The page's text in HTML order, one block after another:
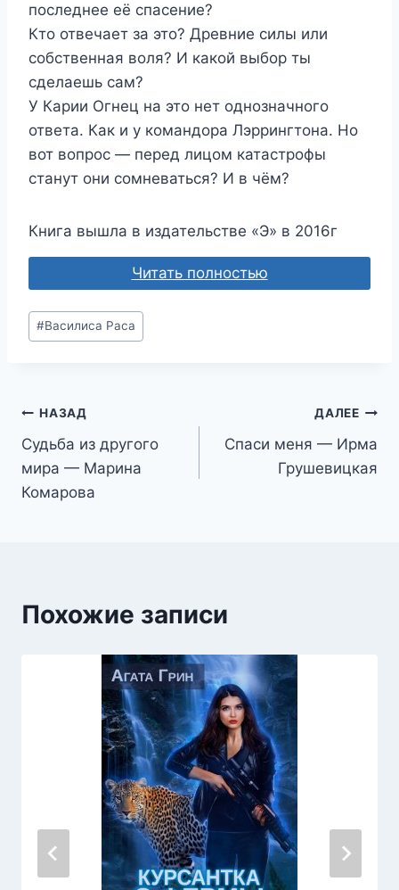
последнее её спасение?
Кто отвечает за это? Древние силы или
собственная воля? И какой выбор ты
сделаешь сам?
У Карии Огнец на это нет однозначного
ответа. Как и у командора Лэррингтона. Но
вот вопрос — перед лицом катастрофы
станут они сомневаться? И в чём?
Книга вышла в издательстве «Э» в 2016г
Читать полностью
Метки
записи:
#Василиса Раса
Навигация
по
записям
НАЗАД
Судьба из другого
мира — Марина
Комарова
ДАЛЕЕ
Спаси меня — Ирма
Грушевицкая
Похожие записи